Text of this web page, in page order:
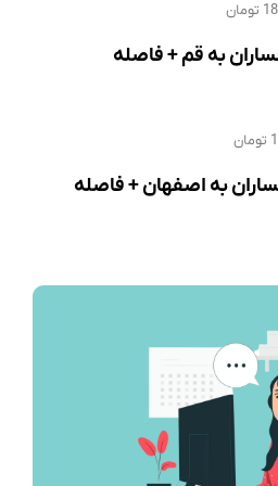
به قم + فاصله
به اصفهان + فاصله